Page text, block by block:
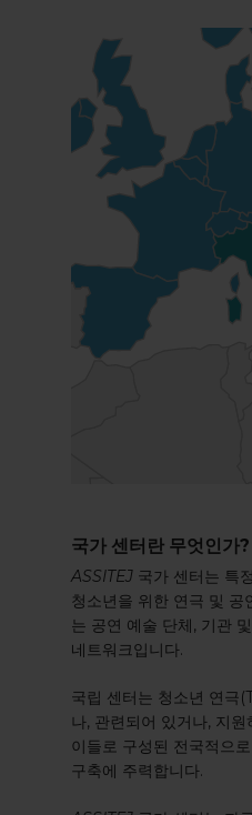
국가 센터란 무엇인가?
ASSITEJ 국가 센터는 특
청소년을 위한 연극 및 공
는 공연 예술 단체, 기관
네트워크입니다.
국립 센터는 청소년 연극
나, 관련되어 있거나, 지
이들로 구성된 전국적으
구축에 주력합니다.